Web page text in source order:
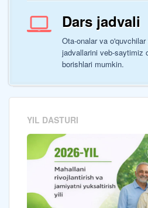
Dars jadvali
Ota-onalar va
jadvallarini veb-saytimiz
borishlari mumkin.
YIL DASTURI